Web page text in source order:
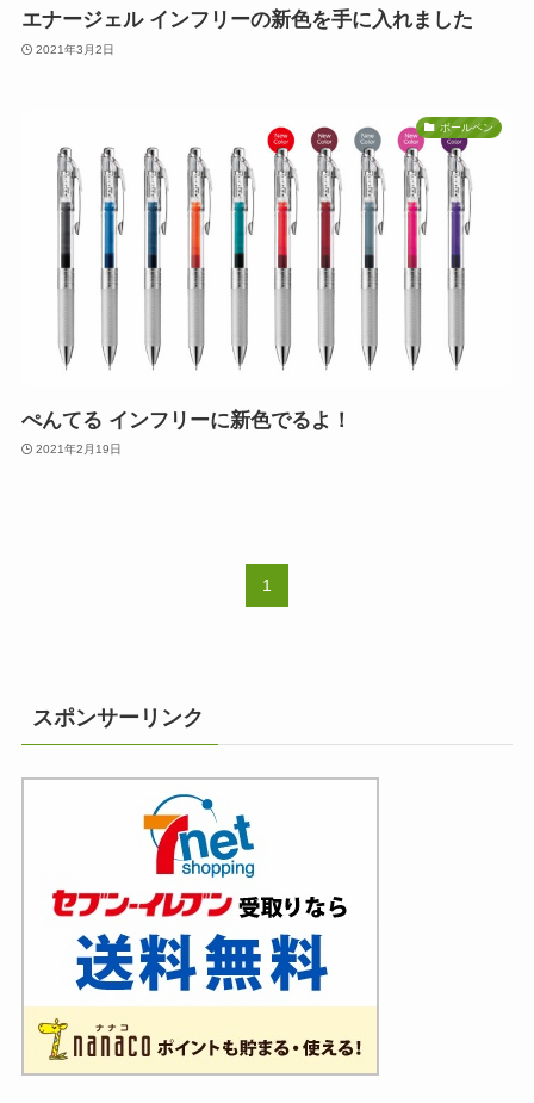
エナージェル インフリーの新色を手に入れました
2021年3月2日
ボールペン
ぺんてる インフリーに新色でるよ！
2021年2月19日
1
スポンサーリンク